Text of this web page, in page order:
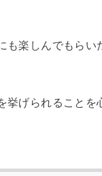
も楽しんでもら
挙げられること